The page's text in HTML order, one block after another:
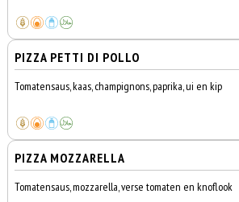
PIZZA PETTI DI POLLO
Tomatensaus, kaas, champignons, paprika, ui en kip
PIZZA MOZZARELLA
Tomatensaus, mozzarella, verse tomaten en knoflook